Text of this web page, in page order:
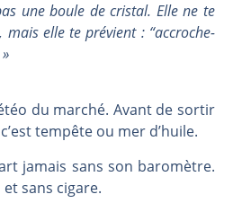
une boule de cristal. Elle ne te
elle te prévient : “accroche-
du marché. Avant de sortir
tempête ou mer d’huile.
jamais sans son baromètre.
sans cigare.